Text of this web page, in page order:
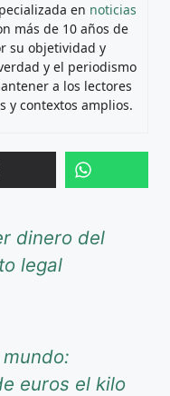
en noticias
más de 10 años de
su objetividad y
y el periodismo
a los lectores
y contextos amplios.
dinero del
legal
euros el kilo